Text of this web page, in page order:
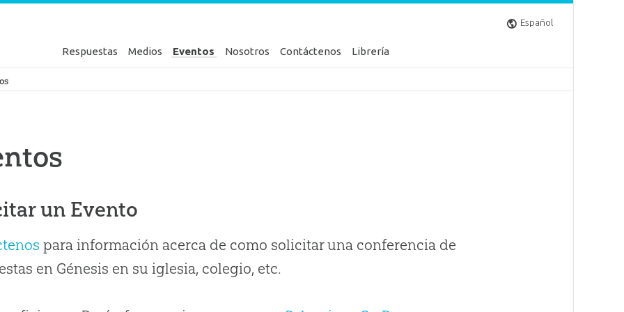
Español
Respuestas Medios Eventos Nosotros Contáctenos Librería
Génesis
un Evento
para información acerca de como solicitar una conferencia de
en Génesis en su iglesia, colegio, etc.